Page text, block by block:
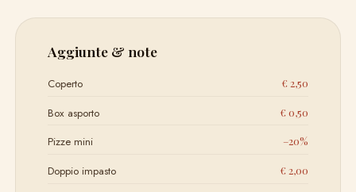
Aggiunte & note
Coperto € 2,50
Box asporto € 0,50
Pizze mini –20%
Doppio impasto € 2,00